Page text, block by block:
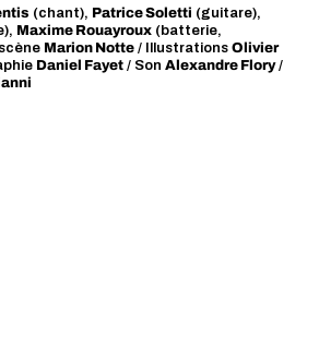
(chant), Patrice Soletti (guitare),
Maxime Rouayroux (batterie,
Marion Notte / Illustrations Olivier
Daniel Fayet / Son Alexandre Flory/